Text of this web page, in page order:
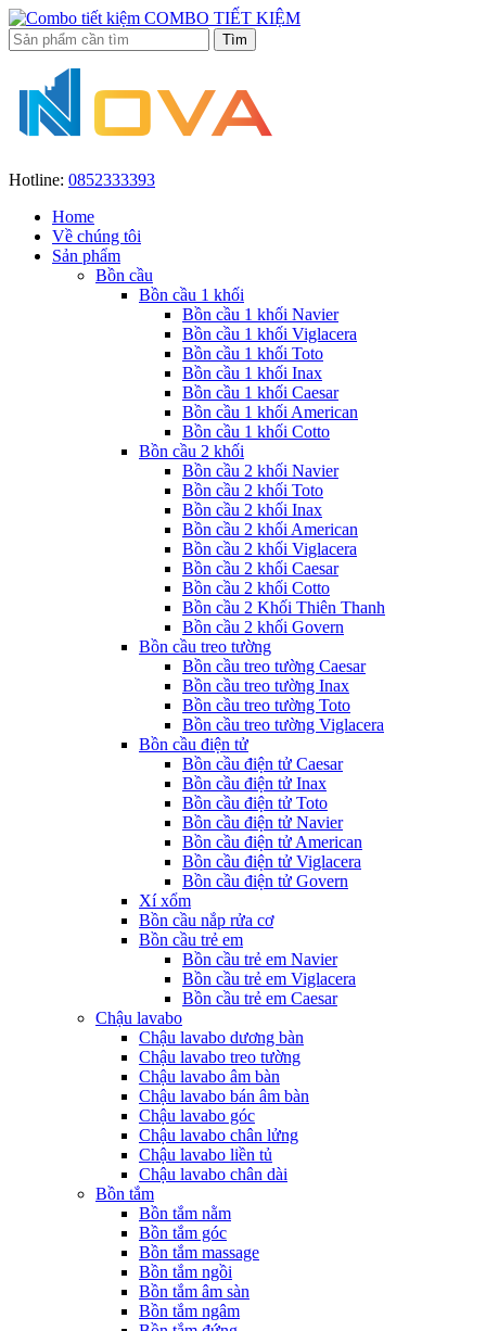
COMBO TIẾT KIỆM
Hotline: 0852333393
Home
Về chúng tôi
Sản phẩm
Bồn cầu
Bồn cầu 1 khối
Bồn cầu 1 khối Navier
Bồn cầu 1 khối Viglacera
Bồn cầu 1 khối Toto
Bồn cầu 1 khối Inax
Bồn cầu 1 khối Caesar
Bồn cầu 1 khối American
Bồn cầu 1 khối Cotto
Bồn cầu 2 khối
Bồn cầu 2 khối Navier
Bồn cầu 2 khối Toto
Bồn cầu 2 khối Inax
Bồn cầu 2 khối American
Bồn cầu 2 khối Viglacera
Bồn cầu 2 khối Caesar
Bồn cầu 2 khối Cotto
Bồn cầu 2 Khối Thiên Thanh
Bồn cầu 2 khối Govern
Bồn cầu treo tường
Bồn cầu treo tường Caesar
Bồn cầu treo tường Inax
Bồn cầu treo tường Toto
Bồn cầu treo tường Viglacera
Bồn cầu điện tử
Bồn cầu điện tử Caesar
Bồn cầu điện tử Inax
Bồn cầu điện tử Toto
Bồn cầu điện tử Navier
Bồn cầu điện tử American
Bồn cầu điện tử Viglacera
Bồn cầu điện tử Govern
Xí xổm
Bồn cầu nắp rửa cơ
Bồn cầu trẻ em
Bồn cầu trẻ em Navier
Bồn cầu trẻ em Viglacera
Bồn cầu trẻ em Caesar
Chậu lavabo
Chậu lavabo dương bàn
Chậu lavabo treo tường
Chậu lavabo âm bàn
Chậu lavabo bán âm bàn
Chậu lavabo góc
Chậu lavabo chân lửng
Chậu lavabo liền tủ
Chậu lavabo chân dài
Bồn tắm
Bồn tắm nằm
Bồn tắm góc
Bồn tắm massage
Bồn tắm ngồi
Bồn tắm âm sàn
Bồn tắm ngâm